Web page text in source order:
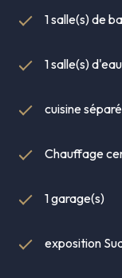
1 salle(s) de
1 salle(s) d'eau
cuisine
Chauffage
1 garage(s)
exposition